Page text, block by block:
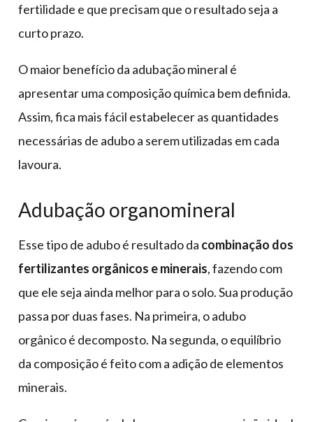
fertilidade e que precisam que o resultado seja a
curto prazo.
O maior benefício da adubação mineral é
apresentar uma composição química bem definida.
Assim, fica mais fácil estabelecer as quantidades
necessárias de adubo a serem utilizadas em cada
lavoura.
Adubação organomineral
Esse tipo de adubo é resultado da combinação dos
fertilizantes orgânicos e minerais, fazendo com
que ele seja ainda melhor para o solo. Sua produção
passa por duas fases. Na primeira, o adubo
orgânico é decomposto. Na segunda, o equilíbrio
da composição é feito com a adição de elementos
minerais.